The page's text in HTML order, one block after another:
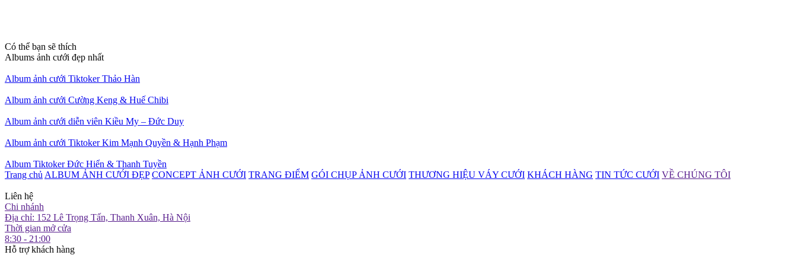
Có thể bạn sẽ thích
Albums ảnh cưới đẹp nhất
Album ảnh cưới Tiktoker Thảo Hàn
Album ảnh cưới Cường Keng & Huế Chibi
Album ảnh cưới diễn viên Kiều My – Đức Duy
Album ảnh cưới Tiktoker Kim Mạnh Quyền & Hạnh Phạm
Album Tiktoker Đức Hiển & Thanh Tuyền
Trang chủ ALBUM ẢNH CƯỚI ĐẸP CONCEPT ẢNH CƯỚI TRANG ĐIỂM GÓI CHỤP ẢNH CƯỚI THƯƠNG HIỆU VÁY CƯỚI KHÁCH HÀNG TIN TỨC CƯỚI VỀ CHÚNG TÔI
Liên hệ
Chi nhánh
Địa chỉ: 152 Lê Trọng Tấn, Thanh Xuân, Hà Nội
Thời gian mở cửa
8:30 - 21:00
Hỗ trợ khách hàng